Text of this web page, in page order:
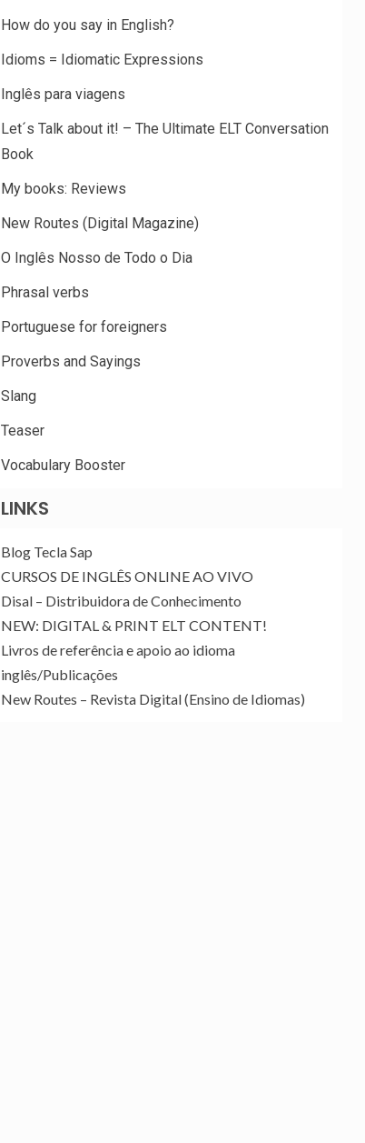
How do you say in English?
Idioms = Idiomatic Expressions
Inglês para viagens
Let´s Talk about it! – The Ultimate ELT Conversation
Book
My books: Reviews
New Routes (Digital Magazine)
O Inglês Nosso de Todo o Dia
Phrasal verbs
Portuguese for foreigners
Proverbs and Sayings
Slang
Teaser
Vocabulary Booster
LINKS
Blog Tecla Sap
CURSOS DE INGLÊS ONLINE AO VIVO
Disal – Distribuidora de Conhecimento
NEW: DIGITAL & PRINT ELT CONTENT!
Livros de referência e apoio ao idioma
inglês/Publicações
New Routes – Revista Digital (Ensino de Idiomas)